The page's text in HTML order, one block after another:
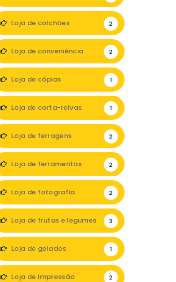
Loja de colchões 2
Loja de conveniência 2
Loja de cópias 1
Loja de corta-relvas 1
Loja de ferragens 2
Loja de ferramentas 2
Loja de fotografia 2
Loja de frutas e legumes 3
Loja de gelados 1
Loja de Impressão 2